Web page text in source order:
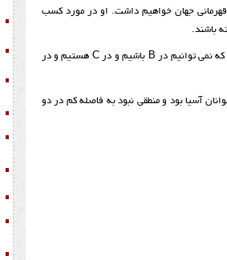
آسیا به طور میانگین 20 کیلوگرم افزایش رکورد در قهرمانی جهان خواهیم داشت. او در مورد کسب
باشند.
امرالله در پاسخ به این پرسش که بانوان امکان حضور در گروه های B دارند یا خیر، گفت: برخی دسته های وزنی شلوع هستند که نمی توانیم در B باشیم و در C هستیم و در
آسیا بود و منطقی نبود به فاصله کم در دو